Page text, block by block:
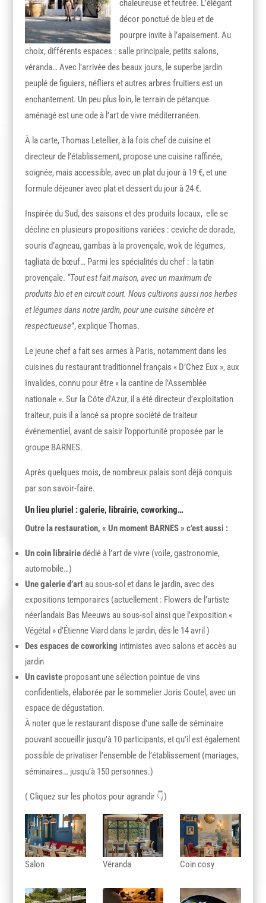
chaleureuse et feutrée. L’élégant
décor ponctué de bleu et de
pourpre invite à l’apaisement. Au
choix, différents espaces : salle principale, petits salons,
véranda… Avec l’arrivée des beaux jours, le superbe jardin
peuplé de figuiers, néfliers et autres arbres fruitiers est un
enchantement. Un peu plus loin, le terrain de pétanque
aménagé est une ode à l’art de vivre méditerranéen.
À la carte, Thomas Letellier, à la fois chef de cuisine et
directeur de l’établissement, propose une cuisine raffinée,
soignée, mais accessible, avec un plat du jour à 19 €, et une
formule déjeuner avec plat et dessert du jour à 24 €.
Inspirée du Sud, des saisons et des produits locaux, elle se
décline en plusieurs propositions variées : ceviche de dorade,
souris d’agneau, gambas à la provençale, wok de légumes,
tagliata de bœuf… Parmi les spécialités du chef : la tatin
provençale. “Tout est fait maison, avec un maximum de
produits bio et en circuit court. Nous cultivons aussi nos herbes
et légumes dans notre jardin, pour une cuisine sincère et
respectueuse”, explique Thomas.
Le jeune chef a fait ses armes à Paris, notamment dans les
cuisines du restaurant traditionnel français « D’Chez Eux », aux
Invalides, connu pour être « la cantine de l’Assemblée
nationale ». Sur la Côte d’Azur, il a été directeur d’exploitation
traiteur, puis il a lancé sa propre société de traiteur
événementiel, avant de saisir l’opportunité proposée par le
groupe BARNES.
Après quelques mois, de nombreux palais sont déjà conquis
par son savoir-faire.
Un lieu pluriel : galerie, librairie, coworking…
Outre la restauration, « Un moment BARNES » c’est aussi :
Un coin librairiedédié à l’art de vivre (voile, gastronomie,
automobile…)
Une galerie d’art au sous-sol et dans le jardin, avec des
expositions temporaires (actuellement : Flowers de l’artiste
néerlandais Bas Meeuws au sous-sol ainsi que l’exposition «
Végétal » d’Étienne Viard dans le jardin, dès le 14 avril )
Des espaces de coworking intimistes avec salons et accès au
jardin
Un caviste proposant une sélection pointue de vins
confidentiels, élaborée par le sommelier Joris Coutel, avec un
espace de dégustation.
À noter que le restaurant dispose d’une salle de séminaire
pouvant accueillir jusqu’à 10 participants, et qu’il est également
possible de privatiser l’ensemble de l’établissement (mariages,
séminaires… jusqu’à 150 personnes.)
( Cliquez sur les photos pour agrandir 👇)
Salon Véranda Coin cosy